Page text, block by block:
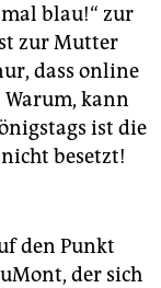
blau!“ zur
zur Mutter
dass online
Warum, kann
ist die
besetzt!
den Punkt
der sich